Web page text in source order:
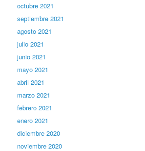
octubre 2021
septiembre 2021
agosto 2021
julio 2021
junio 2021
mayo 2021
abril 2021
marzo 2021
febrero 2021
enero 2021
diciembre 2020
noviembre 2020